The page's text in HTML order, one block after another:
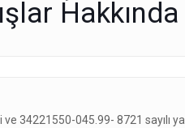
34221550-045.99- 8721 sayılı